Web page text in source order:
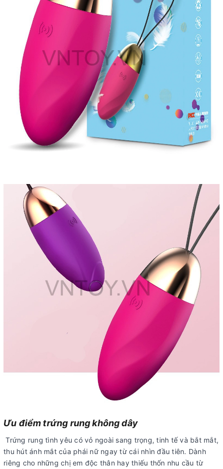
Ưu điểm trứng rung không dây
Trứng rung tình yêu có vỏ ngoài sang trọng, tinh tế và bắt mắt,
thu hút ánh mắt của phái nữ ngay từ cái nhìn đầu tiên. Dành
riêng cho những chị em độc thân hay thiếu thốn nhu cầu từ